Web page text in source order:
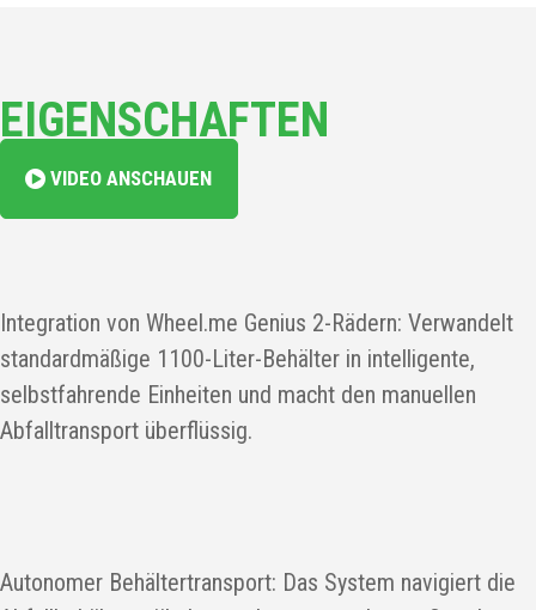
EIGENSCHAFTEN
VIDEO ANSCHAUEN
Integration von Wheel.me Genius 2-Rädern: Verwandelt
standardmäßige 1100-Liter-Behälter in intelligente,
selbstfahrende Einheiten und macht den manuellen
Abfalltransport überflüssig.
Autonomer Behältertransport: Das System navigiert die